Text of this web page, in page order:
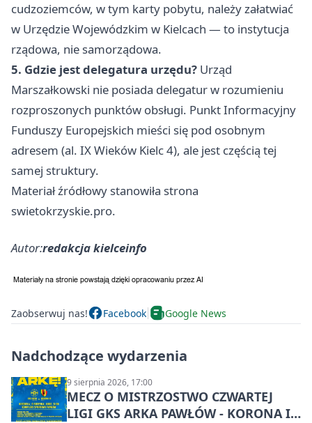
cudzoziemców, w tym karty pobytu, należy załatwiać
w Urzędzie Wojewódzkim w Kielcach — to instytucja
rządowa, nie samorządowa.
5. Gdzie jest delegatura urzędu? Urząd
Marszałkowski nie posiada delegatur w rozumieniu
rozproszonych punktów obsługi. Punkt Informacyjny
Funduszy Europejskich mieści się pod osobnym
adresem (al. IX Wieków Kielc 4), ale jest częścią tej
samej struktury.
Materiał źródłowy stanowiła strona
swietokrzyskie.pro.
Autor:redakcja kielceinfo
Zaobserwuj nas! Facebook Google News
Nadchodzące wydarzenia
9 sierpnia 2026, 17:00
MECZ O MISTRZOSTWO CZWARTEJ
LIGI GKS ARKA PAWŁÓW - KORONA III